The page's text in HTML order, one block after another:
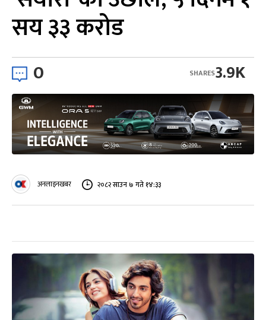
सय ३३ करोड
0 3.9K
SHARES
अनलाइनखबर २०८२ साउन ७ गते १४:३३